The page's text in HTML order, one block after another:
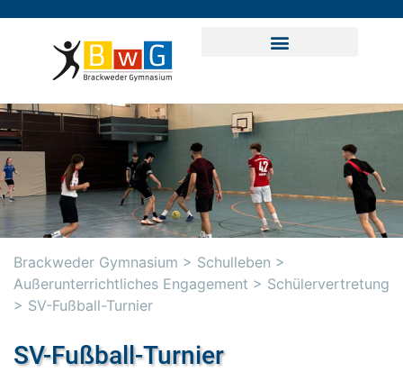
Brackweder Gymnasium > Schulleben >
Außerunterrichtliches Engagement > Schülervertretung
> SV-Fußball-Turnier
SV-Fußball-Turnier